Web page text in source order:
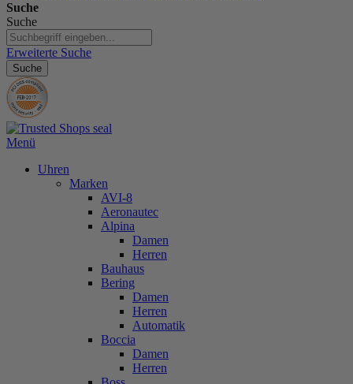
Suche
Suche
Erweiterte Suche
Suche
Menü
Uhren
Marken
AVI-8
Aeronautec
Alpina
Damen
Herren
Bauhaus
Bering
Damen
Herren
Automatik
Boccia
Damen
Herren